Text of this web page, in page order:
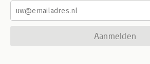
Aanmelden